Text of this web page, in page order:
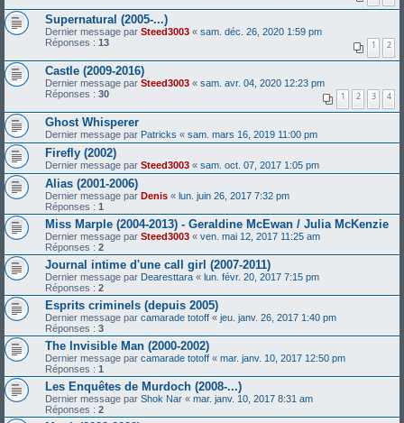
Supernatural (2005-...)
Dernier message par Steed3003 « sam. déc. 26, 2020 1:59 pm
Réponses : 13 1 2
Castle (2009-2016)
Dernier message par Steed3003 « sam. avr. 04, 2020 12:23 pm
Réponses : 30 1 2 3 4
Ghost Whisperer
Dernier message par Patricks « sam. mars 16, 2019 11:00 pm
Firefly (2002)
Dernier message par Steed3003 « sam. oct. 07, 2017 1:05 pm
Alias (2001-2006)
Dernier message par Denis « lun. juin 26, 2017 7:32 pm
Réponses : 1
Miss Marple (2004-2013) - Geraldine McEwan / Julia McKenzie
Dernier message par Steed3003 « ven. mai 12, 2017 11:25 am
Réponses : 2
Journal intime d'une call girl (2007-2011)
Dernier message par Dearesttara « lun. févr. 20, 2017 7:15 pm
Réponses : 2
Esprits criminels (depuis 2005)
Dernier message par camarade totoff « jeu. janv. 26, 2017 1:40 pm
Réponses : 3
The Invisible Man (2000-2002)
Dernier message par camarade totoff « mar. janv. 10, 2017 12:50 pm
Réponses : 1
Les Enquêtes de Murdoch (2008-...)
Dernier message par Shok Nar « mar. janv. 10, 2017 8:31 am
Réponses : 2